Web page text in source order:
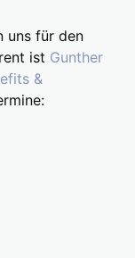
uns für den
ist Gunther
&